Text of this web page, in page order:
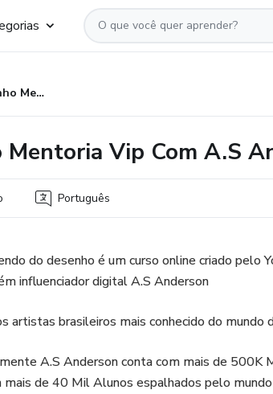
Viver Do Desenho Mentoria Vip Com A.S Anderson
Vip Com A.S
Português
do desenho é um curso online criado pelo
influenciador digital A.S Anderson
artistas brasileiros mais conhecido do mundo
A.S Anderson conta com mais de 500K
de 40 Mil Alunos espalhados pelo